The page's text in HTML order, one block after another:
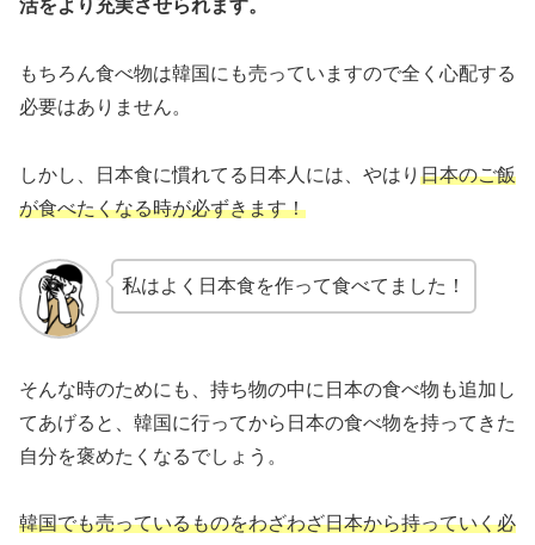
活をより充実させられます。
もちろん食べ物は韓国にも売っていますので全く心配する
必要はありません。
しかし、日本食に慣れてる日本人には、やはり 日本のご飯
が食べたくなる時が必ずきます！
私はよく日本食を作って食べてました！
そんな時のためにも、持ち物の中に日本の食べ物も追加し
てあげると、韓国に行ってから日本の食べ物を持ってきた
自分を褒めたくなるでしょう。
韓国でも売っているものをわざわざ日本から持っていく必